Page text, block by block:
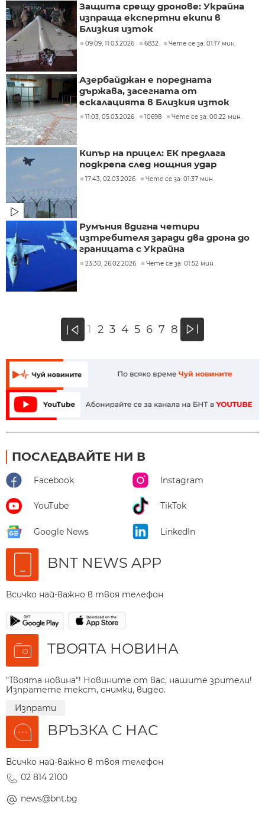
Защита срещу дронове: Украйна
изпраща експертни екипи в
Близкия изток
09:09, 11.03.2026 6832 Чете се за: 01:17 мин.
Азербайджан е поредната
държава, засегната от
ескалацията в Близкия изток
11:03, 05.03.2026 10698 Чете се за: 00:22 мин.
Кипър на прицел: ЕК предлага
подкрепа след нощния удар
17:43, 02.03.2026 Чете се за: 01:37 мин.
Румъния вдигна четири
изтребителя заради два дрона до
границата с Украйна
23:30, 26.02.2026 Чете се за: 01:52 мин.
« 1 2 3 4 5 6 7 8 »
ПОСЛЕДВАЙТЕ НИ В
Facebook Instagram
YouTube TikTok
Google News LinkedIn
BNT NEWS APP
Всичко най-важно в твоя телефон
ТВОЯТА НОВИНА
"Твоята новина"! Новините от вас, нашите зрители!
Изпратете текст, снимки, видео.
Изпрати
ВРЪЗКА С НАС
Всичко най-важно в твоя телефон
02 814 2100
news@bnt.bg